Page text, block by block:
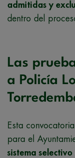
admitidas y
dentro del
Las
a Policía
Esta
para el
sistema